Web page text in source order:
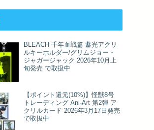
BLEACH 千年血戦篇 蓄光アクリ
ルキーホルダー/グリムジョー・
ジャガージャック 2026年10月上
旬発売 で取扱中
【ポイント還元(10%)】怪獣8号
トレーディング Ani-Art 第2弾 ア
クリルカード 2026年3月17日発売
で取扱中